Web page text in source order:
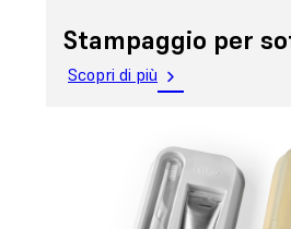
Stampaggio per
Scopri di più